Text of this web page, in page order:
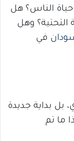
الناس؟ هل
التحتية؟ وهل
في
بداية جديدة
ما تم